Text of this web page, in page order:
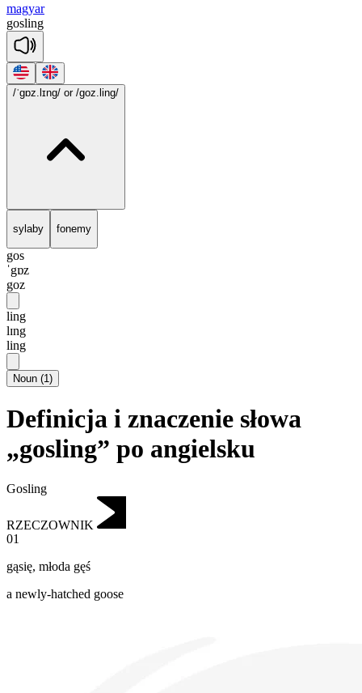
magyar
gosling
/ˈgɒz.lɪng/ or /goz.ling/
sylaby fonemy
gos
ˈgɒz
goz
ling
lɪng
ling
Noun (1)
Definicja i znaczenie słowa
„gosling” po angielsku
Gosling
RZECZOWNIK
01
gąsię, młoda gęś
a newly-hatched goose